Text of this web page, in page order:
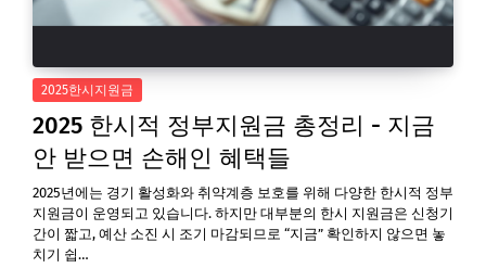
2025한시지원금
2025 한시적 정부지원금 총정리 - 지금
안 받으면 손해인 혜택들
2025년에는 경기 활성화와 취약계층 보호를 위해 다양한 한시적 정부
지원금이 운영되고 있습니다. 하지만 대부분의 한시 지원금은 신청기
간이 짧고, 예산 소진 시 조기 마감되므로 “지금” 확인하지 않으면 놓
치기 쉽…